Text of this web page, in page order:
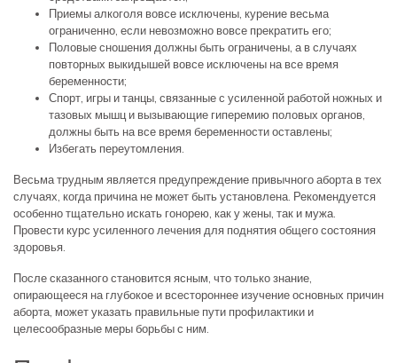
Приемы алкоголя вовсе исключены, курение весьма
ограниченно, если невозможно вовсе прекратить его;
Половые сношения должны быть ограничены, а в случаях
повторных выкидышей вовсе исключены на все время
беременности;
Спорт, игры и танцы, связанные с усиленной работой ножных и
тазовых мышц и вызывающие гиперемию половых органов,
должны быть на все время беременности оставлены;
Избегать переутомления.
Весьма трудным является предупреждение привычного аборта в тех
случаях, когда причина не может быть установлена. Рекомендуется
особенно тщательно искать гонорею, как у жены, так и мужа.
Провести курс усиленного лечения для поднятия общего состояния
здоровья.
После сказанного становится ясным, что только знание,
опирающееся на глубокое и всестороннее изучение основных причин
аборта, может указать правильные пути профилактики и
целесообразные меры борьбы с ним.